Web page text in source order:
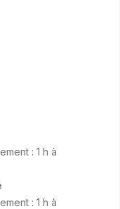
: 1 h à
: 1 h à